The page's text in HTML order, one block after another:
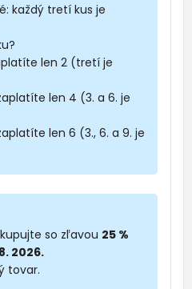
každý tretí kus je
len 2 (tretí je
len 4 (3. a 6. je
len 6 (3., 6. a 9. je
so zľavou 25 %
2026.
tovar.